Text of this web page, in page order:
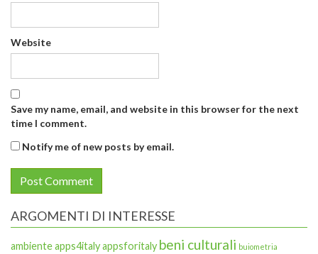
Website
Save my name, email, and website in this browser for the next
time I comment.
Notify me of new posts by email.
ARGOMENTI DI INTERESSE
ambienteapps4italyappsforitaly beni culturali buiometria